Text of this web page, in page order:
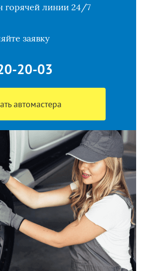
горячей линии 24/7
заявку
20-03
автомастера